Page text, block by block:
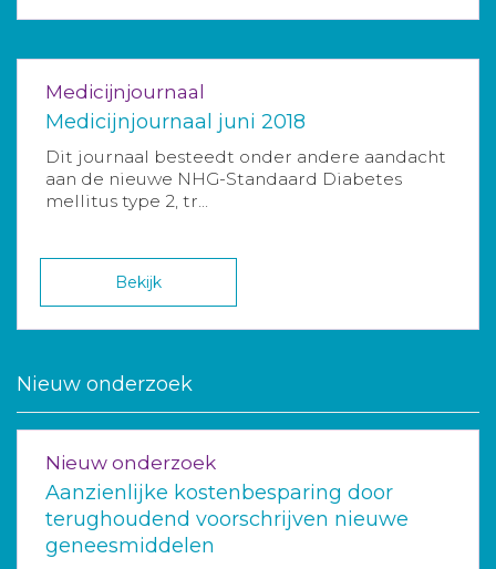
Medicijnjournaal
Medicijnjournaal juni 2018
Dit journaal besteedt onder andere aandacht
aan de nieuwe NHG-Standaard Diabetes
mellitus type 2, tr...
Bekijk
Nieuw onderzoek
Nieuw onderzoek
Aanzienlijke kostenbesparing door
terughoudend voorschrijven nieuwe
geneesmiddelen